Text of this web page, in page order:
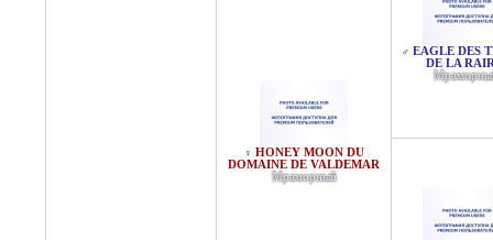
♀ HONEY MOON DU
DOMAINE DE VALDEMAR
Мраморный
♂ EAGLE DES
DE LA